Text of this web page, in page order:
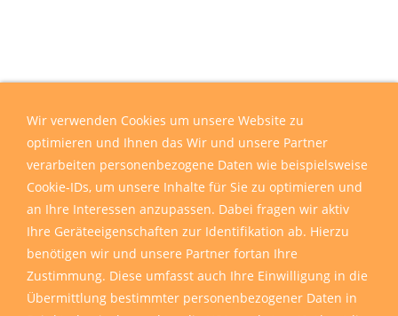
Wir verwenden Cookies um unsere Website zu
optimieren und Ihnen das Wir und unsere Partner
verarbeiten personenbezogene Daten wie beispielsweise
Cookie-IDs, um unsere Inhalte für Sie zu optimieren und
an Ihre Interessen anzupassen. Dabei fragen wir aktiv
Ihre Geräteeigenschaften zur Identifikation ab. Hierzu
benötigen wir und unsere Partner fortan Ihre
Zustimmung. Diese umfasst auch Ihre Einwilligung in die
Übermittlung bestimmter personenbezogener Daten in